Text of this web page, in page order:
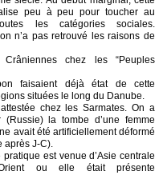
peu à peu pour toucher au
les catégories sociales.
n’a pas retrouvé les raisons de
Crâniennes chez les “Peuples
faisaient déjà état de cette
situées le long du Danube.
chez les Sarmates. On a
(Russie) la tombe d’une femme
avait été artificiellement déformé
après J-C).
est venue d’Asie centrale
ou elle était présente